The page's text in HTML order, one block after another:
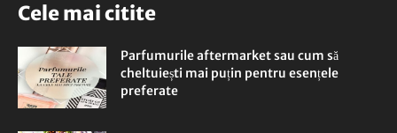
Cele mai citite
Parfumurile aftermarket sau cum să
cheltuiești mai puțin pentru esențele
preferate